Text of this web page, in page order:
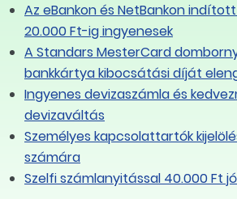
ahol életvitelszerűen
például az állammal, jogi
tartózkodási hely meghatározása
szándéka nélkül –
A 2015. évi CCXXII. törvény
szolgáltatókhoz köthető
Az eBankon és NetBankon
20.000 Ft-ig ingyenesek
A Standars MesterCard
bankkártya kibocsátási díját
Ingyenes devizaszámla és
devizaváltás
Személyes kapcsolattartók
számára
Szelfi számlanyitással 40.000 Ft